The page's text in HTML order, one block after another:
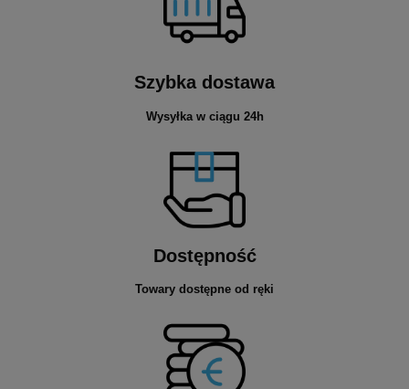
Szybka dostawa
Wysyłka w ciągu 24h
Dostępność
Towary dostępne od ręki